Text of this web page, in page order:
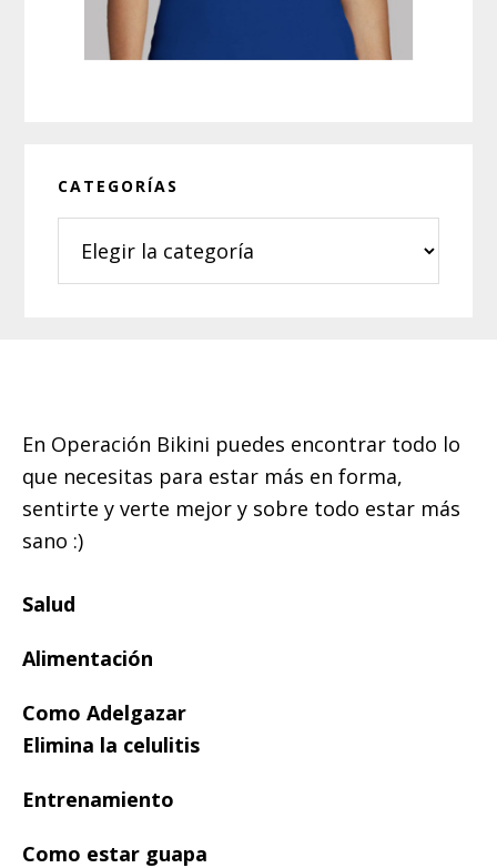
CATEGORÍAS
En Operación Bikini puedes encontrar todo lo
que necesitas para estar más en forma,
sentirte y verte mejor y sobre todo estar más
sano :)
Salud
Alimentación
Como Adelgazar
Elimina la celulitis
Entrenamiento
Como estar guapa